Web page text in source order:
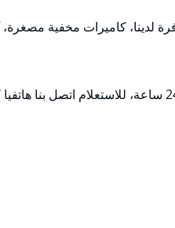
لدينا، كاميرات مخفية مصغرة،
أنسب و ارخص الأسعار مع أمكانية تواجدنا على مدار 24 ساعة،